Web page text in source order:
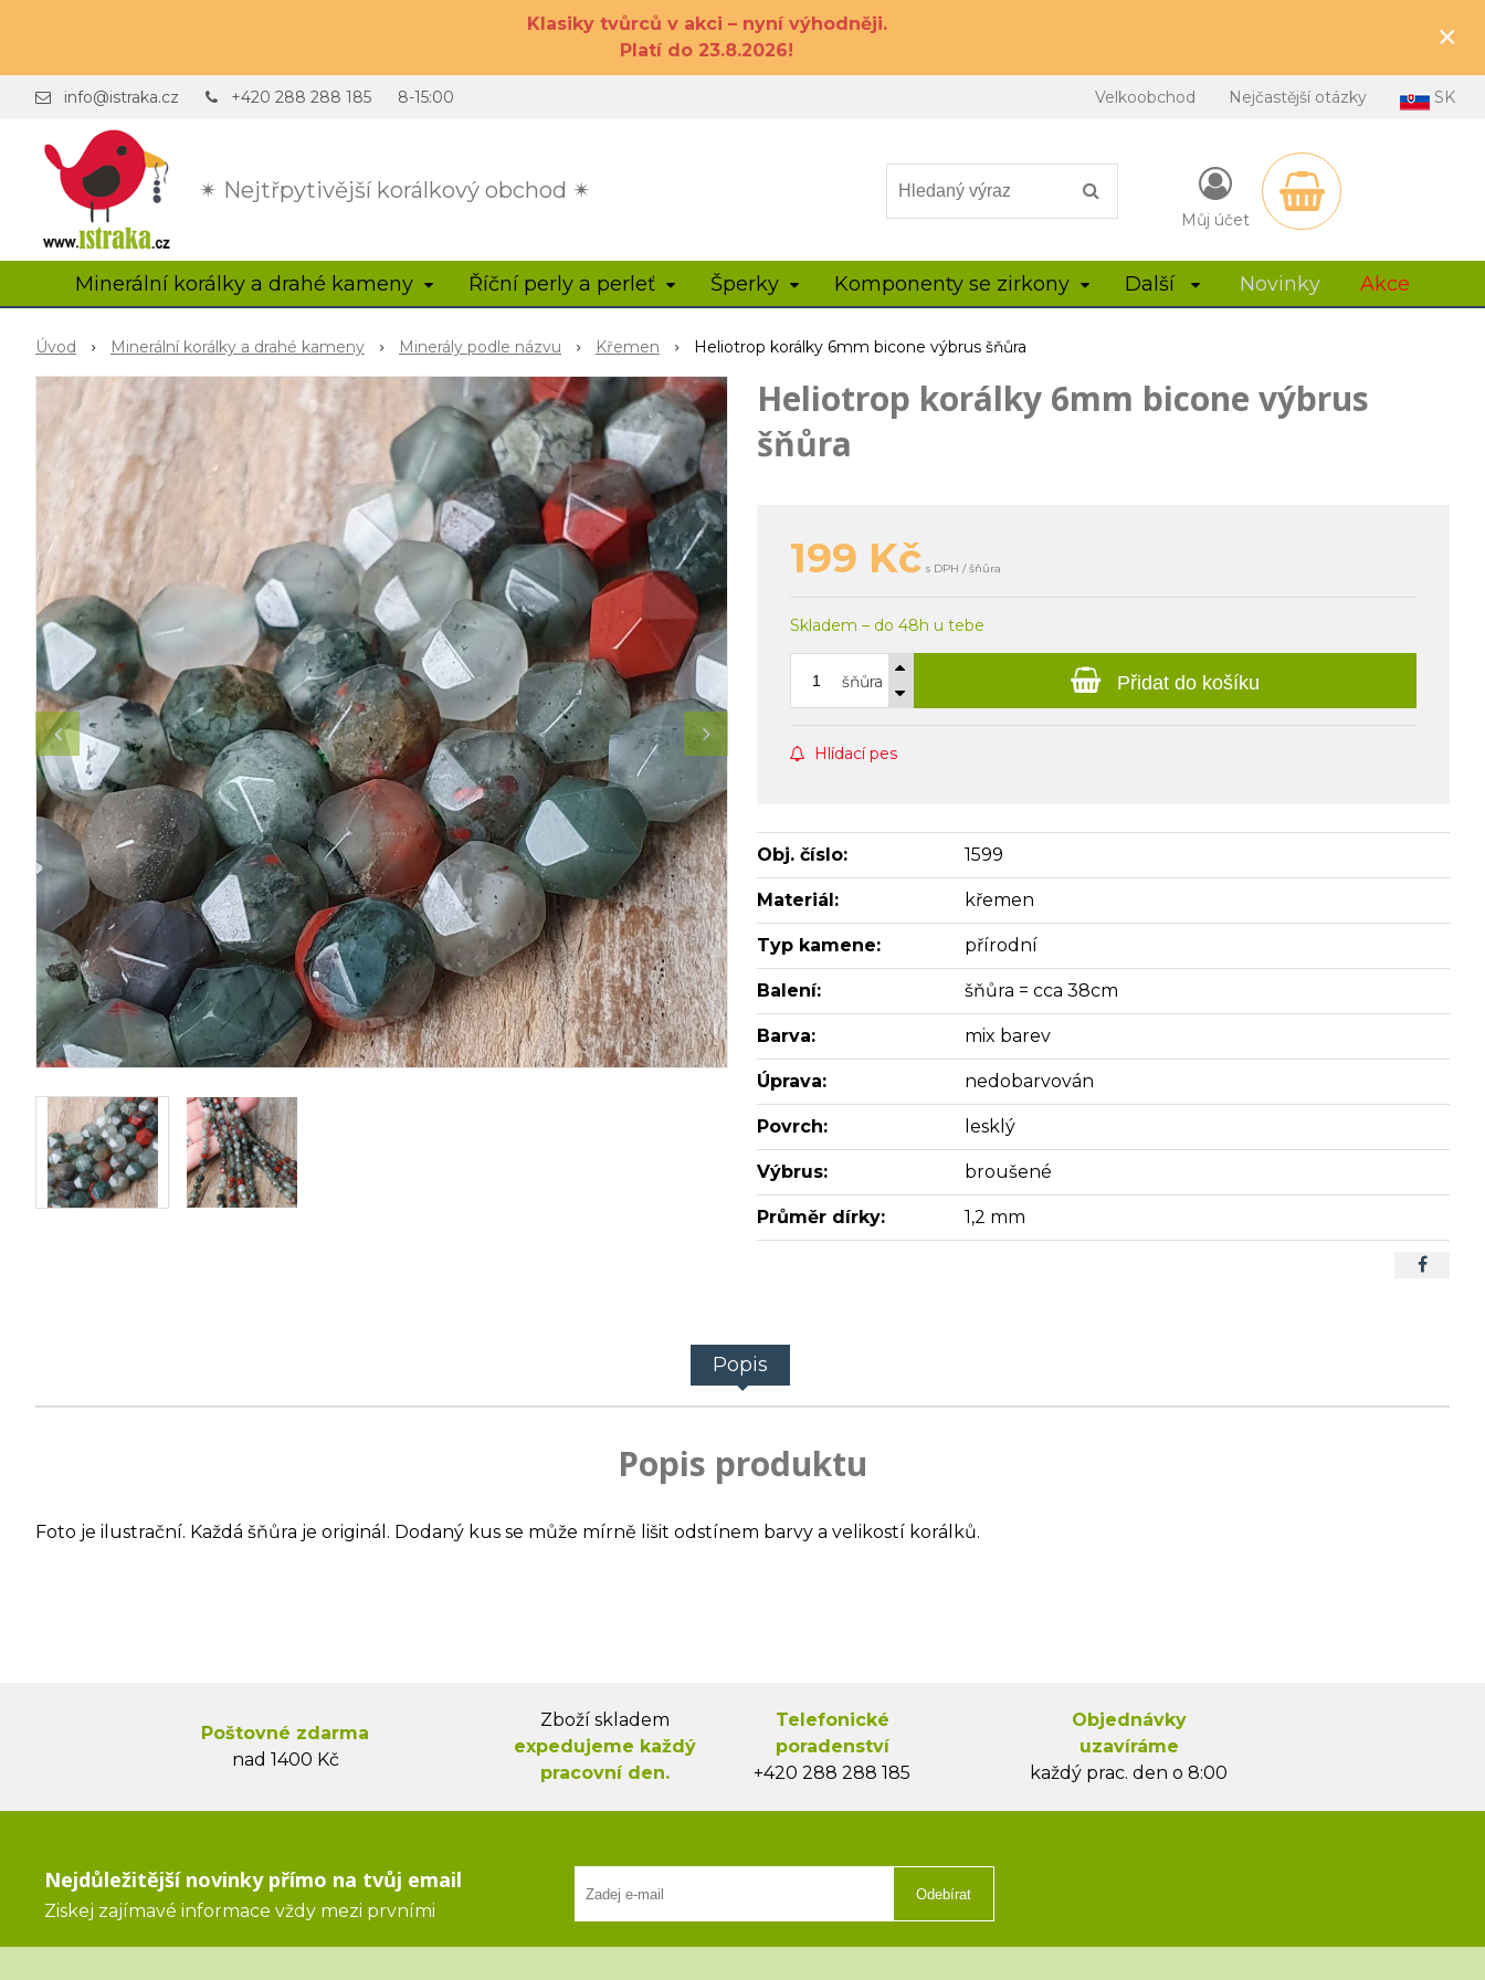
Klasiky tvůrců v akci – nyní výhodněji.
Platí do 23.8.2026!
×
✴ Nejtřpytivější korálkový obchod ✴
info@istraka.cz +420 288 288 185 8-15:00 Velkoobchod Nejčastější otázky SK
Můj účet
Minerální korálky a drahé kameny Říční perly a perleť Šperky Komponenty se zirkony Další Novinky Akce
Úvod Minerální korálky a drahé kameny Minerály podle názvu Křemen Heliotrop korálky 6mm bicone výbrus šňůra
Heliotrop korálky 6mm bicone výbrus
šňůra
199 Kč s DPH / šňůra
Skladem – do 48h u tebe
šňůra Přidat do košíku
Hlídací pes
Obj. číslo: 1599
Materiál: křemen
Typ kamene: přírodní
Balení: šňůra = cca 38cm
Barva: mix barev
Úprava: nedobarvován
Povrch: lesklý
Výbrus: broušené
Průměr dírky: 1,2 mm
Popis
Popis produktu
Foto je ilustrační. Každá šňůra je originál. Dodaný kus se může mírně lišit odstínem barvy a velikostí korálků.
Poštovné zdarma
nad 1400 Kč
Zboží skladem
expedujeme každý
pracovní den.
Telefonické
poradenství
+420 288 288 185
Objednávky
uzavíráme
každý prac. den o 8:00
Nejdůležitější novinky přímo na tvůj email
Ziskej zajímavé informace vždy mezi prvními
Odebírat